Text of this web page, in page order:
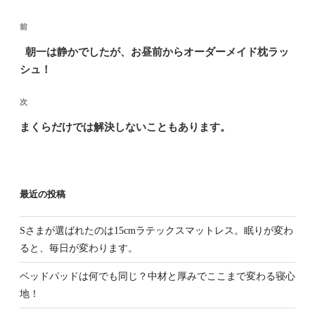
稿
ナ
ビ
ー
シ
過
去
稿
前
朝一は静かでしたが、お昼前からオーダーメイド枕ラッ
シュ！
次
次
まくらだけでは解決しないこともあります。
最近の投稿
Sさまが選ばれたのは15cmラテックスマットレス。眠りが変わ
ると、毎日が変わります。
ベッドパッドは何でも同じ？中材と厚みでここまで変わる寝心
地！